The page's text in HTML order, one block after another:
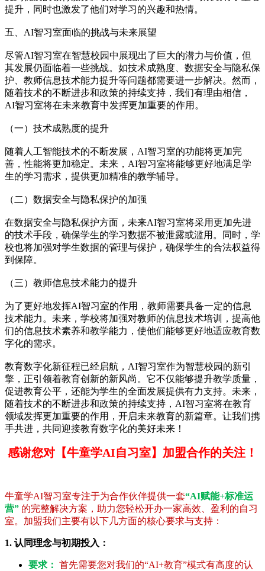
提升，同时也激发了他们对学习的兴趣和热情。
五、AI智习室面临的挑战与未来展望
尽管AI智习室在智慧校园中展现出了巨大的潜力与价值，但
其发展仍面临着一些挑战。如技术成熟度、数据安全与隐私保
护、教师信息技术能力提升等问题都需要进一步解决。然而，
随着技术的不断进步和政策的持续支持，我们有理由相信，
AI智习室将在未来教育中发挥更加重要的作用。
（一）技术成熟度的提升
随着人工智能技术的不断发展，AI智习室的功能将更加完
善，性能将更加稳定。未来，AI智习室将能够更好地满足学
生的学习需求，提供更加精准的教学辅导。
（二）数据安全与隐私保护的加强
在数据安全与隐私保护方面，未来AI智习室将采用更加先进
的技术手段，确保学生的学习数据不被泄露或滥用。同时，学
校也将加强对学生数据的管理与保护，确保学生的合法权益得
到保障。
（三）教师信息技术能力的提升
为了更好地发挥AI智习室的作用，教师需要具备一定的信息
技术能力。未来，学校将加强对教师的信息技术培训，提高他
们的信息技术素养和教学能力，使他们能够更好地适应教育数
字化的需求。
教育数字化新征程已经启航，AI智习室作为智慧校园的新引
擎，正引领着教育创新的新风尚。它不仅能够提升教学质量，
促进教育公平，还能为学生的全面发展提供有力支持。未来，
随着技术的不断进步和政策的持续支持，AI智习室将在教育
领域发挥更加重要的作用，开启未来教育的新篇章。让我们携
手共进，共同迎接教育数字化的美好未来！
感谢您对【牛童学AI自习室】加盟合作的关注！
牛童学AI智习室专注于为合作伙伴提供一套“AI赋能+标准运
营” 的完整解决方案，助力您轻松开办一家高效、盈利的自习
室。加盟我们主要有以下几方面的核心要求与支持：
1. 认同理念与初期投入：
要求： 首先需要您对我们的“AI+教育”模式有高度的认